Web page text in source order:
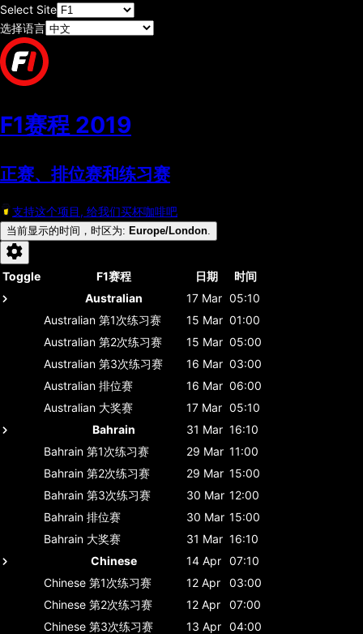
Select Site
选择语言
F1赛程 2019
正赛、排位赛和练习赛
支持这个项目, 给我们买杯咖啡吧
当前显示的时间，时区为: Europe/London
Toggle F1赛程 日期
时间
Australian
17 Mar 05:10
Australian 第1次练习赛 15 Mar 01:00
Australian 第2次练习赛 15 Mar 05:00
Australian 第3次练习赛 16 Mar 03:00
Australian 排位赛 16 Mar 06:00
Australian 大奖赛 17 Mar 05:10
Bahrain
31 Mar 16:10
Bahrain 第1次练习赛 29 Mar 11:00
Bahrain 第2次练习赛 29 Mar 15:00
Bahrain 第3次练习赛 30 Mar 12:00
Bahrain 排位赛 30 Mar 15:00
Bahrain 大奖赛 31 Mar 16:10
Chinese
14 Apr 07:10
Chinese 第1次练习赛 12 Apr
03:00
Chinese 第2次练习赛 12 Apr
07:00
Chinese 第3次练习赛 13 Apr 04:00